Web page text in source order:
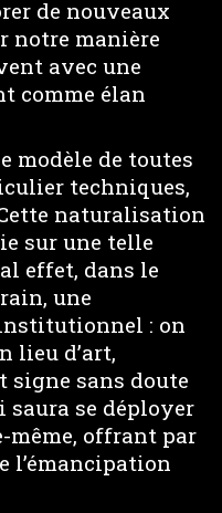
de nouveaux
notre manière
avec une
comme élan
modèle de toutes
techniques,
naturalisation
sur une telle
effet, dans le
une
: on
lieu d’art,
signe sans doute
saura se déployer
même, offrant par
l’émancipation